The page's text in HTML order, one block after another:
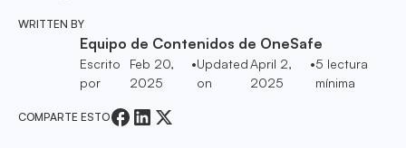
WRITTEN BY
Equipo de Contenidos de OneSafe
Escrito
por
Feb 20,
2025
•Updated
on
April 2,
2025
•5 lectura
mínima
COMPARTE ESTO